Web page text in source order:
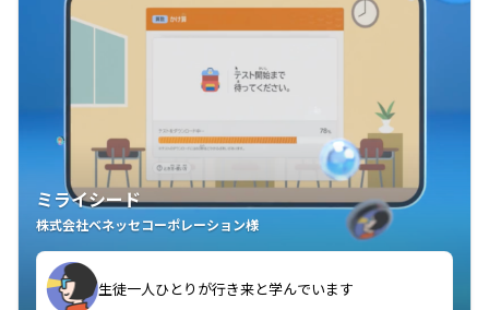
ミライシード
株式会社ベネッセコーポレーション様
生徒一人ひとりが行き来と学んでいます
教室中の児童生徒が「問題が解けてうれしい」「解く
ことが楽しい」を実感しています